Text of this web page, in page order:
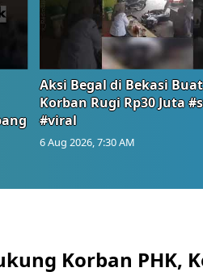
Aksi Begal di Bekasi
Korban Rugi Rp30 Juta
#viral
6 Aug 2026, 7:30 AM
Korban PHK,